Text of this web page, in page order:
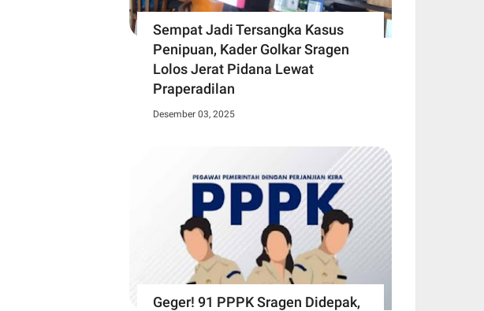
Sempat Jadi Tersangka Kasus
Penipuan, Kader Golkar Sragen
Lolos Jerat Pidana Lewat
Praperadilan
Desember 03, 2025
Geger! 91 PPPK Sragen Didepak,